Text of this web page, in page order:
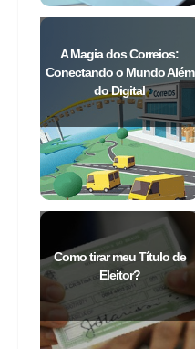
A Magia dos Correios:
Conectando o Mundo Além
do Digital
Como tirar meu Título de
Eleitor?